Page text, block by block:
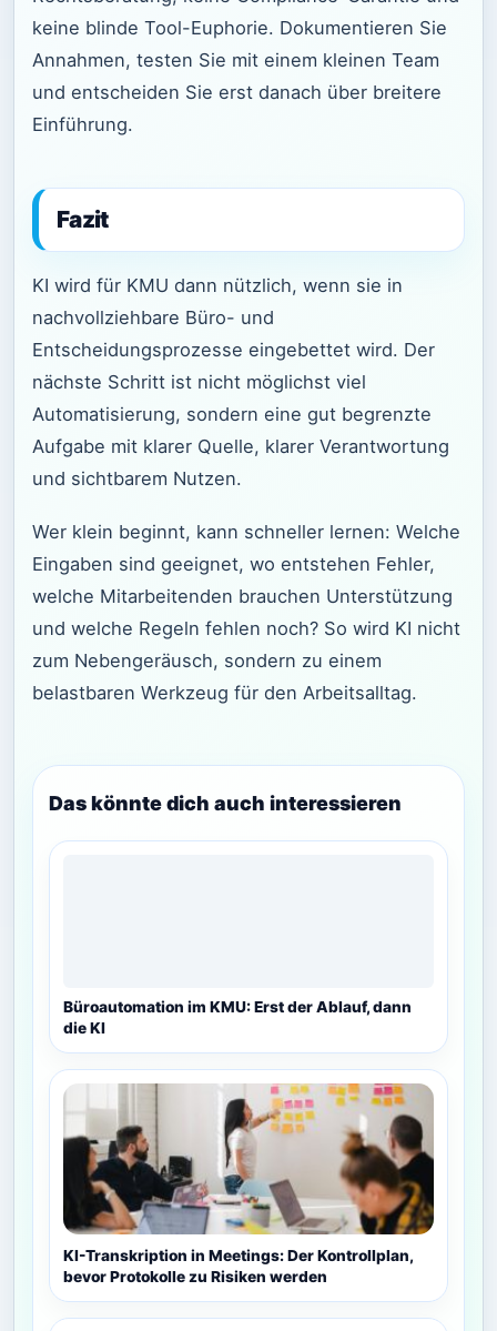
keine blinde Tool-Euphorie. Dokumentieren Sie
Annahmen, testen Sie mit einem kleinen Team
und entscheiden Sie erst danach über breitere
Einführung.
Fazit
KI wird für KMU dann nützlich, wenn sie in
nachvollziehbare Büro- und
Entscheidungsprozesse eingebettet wird. Der
nächste Schritt ist nicht möglichst viel
Automatisierung, sondern eine gut begrenzte
Aufgabe mit klarer Quelle, klarer Verantwortung
und sichtbarem Nutzen.
Wer klein beginnt, kann schneller lernen: Welche
Eingaben sind geeignet, wo entstehen Fehler,
welche Mitarbeitenden brauchen Unterstützung
und welche Regeln fehlen noch? So wird KI nicht
zum Nebengeräusch, sondern zu einem
belastbaren Werkzeug für den Arbeitsalltag.
Das könnte dich auch interessieren
Büroautomation im KMU: Erst der Ablauf, dann
die KI
KI-Transkription in Meetings: Der Kontrollplan,
bevor Protokolle zu Risiken werden